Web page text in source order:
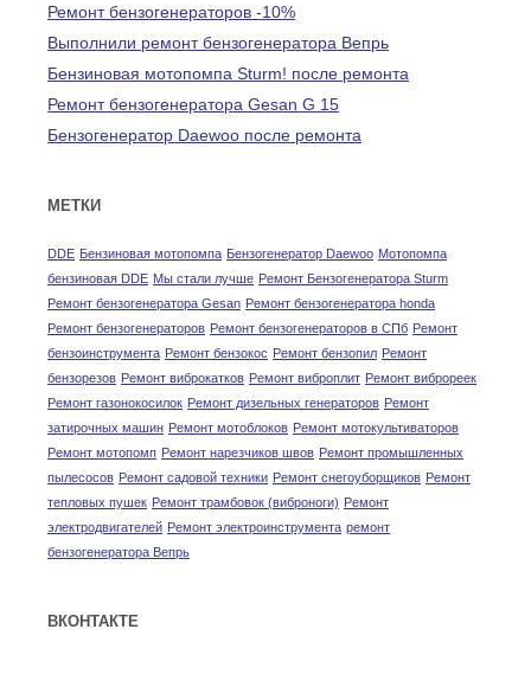
Ремонт бензогенераторов -10%
Выполнили ремонт бензогенератора Вепрь
Бензиновая мотопомпа Sturm! после ремонта
Ремонт бензогенератора Gesan G 15
Бензогенератор Daewoo после ремонта
МЕТКИ
DDE Бензиновая мотопомпа Бензогенератор Daewoo Мотопомпа
бензиновая DDE Мы стали лучше Ремонт Бензогенератора Sturm
Ремонт бензогенератора Gesan Ремонт бензогенератора honda
Ремонт бензогенераторов Ремонт бензогенераторов в СПб Ремонт
бензоинструмента Ремонт бензокос Ремонт бензопил Ремонт
бензорезов Ремонт виброкатков Ремонт виброплит Ремонт виброреек
Ремонт газонокосилок Ремонт дизельных генераторов Ремонт
затирочных машин Ремонт мотоблоков Ремонт мотокультиваторов
Ремонт мотопомп Ремонт нарезчиков швов Ремонт промышленных
пылесосов Ремонт садовой техники Ремонт снегоуборщиков Ремонт
тепловых пушек Ремонт трамбовок (виброноги) Ремонт
электродвигателей Ремонт электроинструмента ремонт
бензогенератора Вепрь
ВКОНТАКТЕ